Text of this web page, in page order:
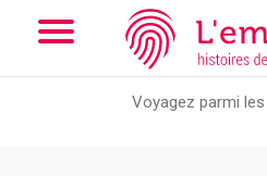
Array ( [slug] => document [ref] =>
new slick-theme.css if you want